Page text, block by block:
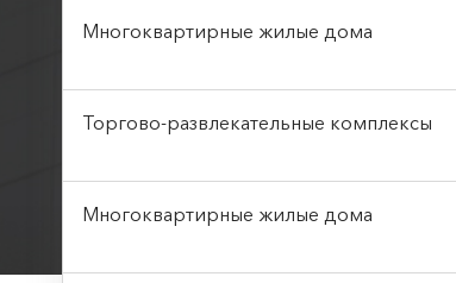
Многоквартирные жилые дома
Торгово-развлекательные комплексы
Многоквартирные жилые дома